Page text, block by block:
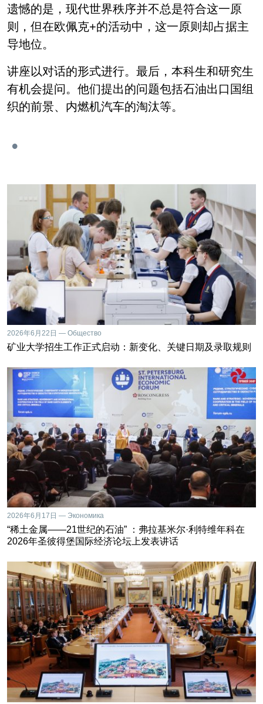
遗憾的是，现代世界秩序并不总是符合这一原
则，但在欧佩克+的活动中，这一原则却占据主
导地位。
讲座以对话的形式进行。最后，本科生和研究生
有机会提问。他们提出的问题包括石油出口国组
织的前景、内燃机汽车的淘汰等。
2026年6月22日 — Общество
矿业大学招生工作正式启动：新变化、关键日期及录取规则
2026年6月17日 — Экономика
“稀土金属——21世纪的石油” ：弗拉基米尔·利特维年科在
2026年圣彼得堡国际经济论坛上发表讲话